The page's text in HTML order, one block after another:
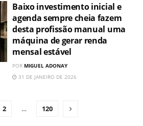
Baixo investimento inicial e
agenda sempre cheia fazem
desta profissão manual uma
máquina de gerar renda
mensal estável
POR MIGUEL ADONAY
31 DE JANEIRO DE 2026
2 … 120